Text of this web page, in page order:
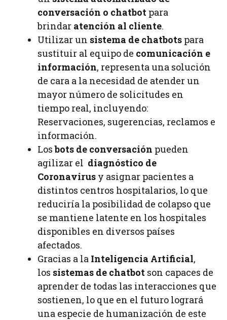
conversación o chatbot para
brindar atención al cliente.
Utilizar un sistema de chatbots para
sustituir al equipo de comunicación e
información, representa una solución
de cara a la necesidad de atender un
mayor número de solicitudes en
tiempo real, incluyendo:
Reservaciones, sugerencias, reclamos e
información.
Losbots de conversación pueden
agilizar el diagnóstico de
Coronavirus y asignar pacientes a
distintos centros hospitalarios, lo que
reduciría la posibilidad de colapso que
se mantiene latente en los hospitales
disponibles en diversos países
afectados.
Gracias a la Inteligencia Artificial,
los sistemas de chatbot son capaces de
aprender de todas las interacciones que
sostienen, lo que en el futuro logrará
una especie de humanización de este